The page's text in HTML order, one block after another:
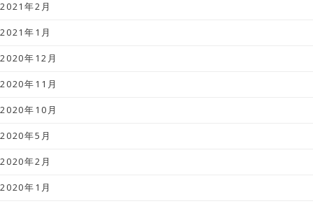
2021年2月
2021年1月
2020年12月
2020年11月
2020年10月
2020年5月
2020年2月
2020年1月